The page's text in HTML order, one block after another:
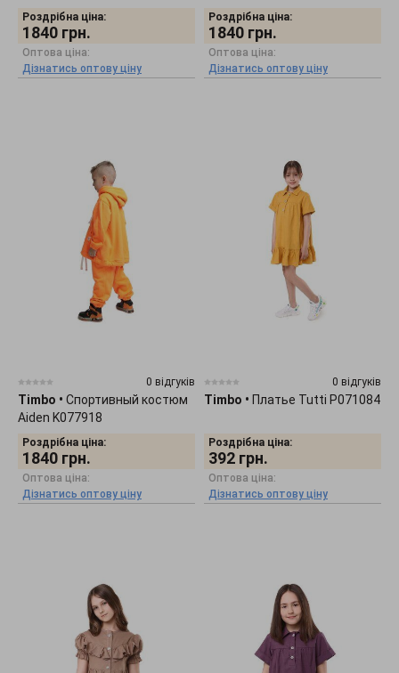
Роздрібна ціна:
1840 грн.
Оптова ціна:
Дізнатись оптову ціну
Роздрібна ціна:
1840 грн.
Оптова ціна:
Дізнатись оптову ціну
0 відгуків
Timbo • Спортивный костюм
Aiden K077918
Роздрібна ціна:
1840 грн.
Оптова ціна:
Дізнатись оптову ціну
0 відгуків
Timbo • Платье Tutti P071084
Роздрібна ціна:
392 грн.
Оптова ціна:
Дізнатись оптову ціну